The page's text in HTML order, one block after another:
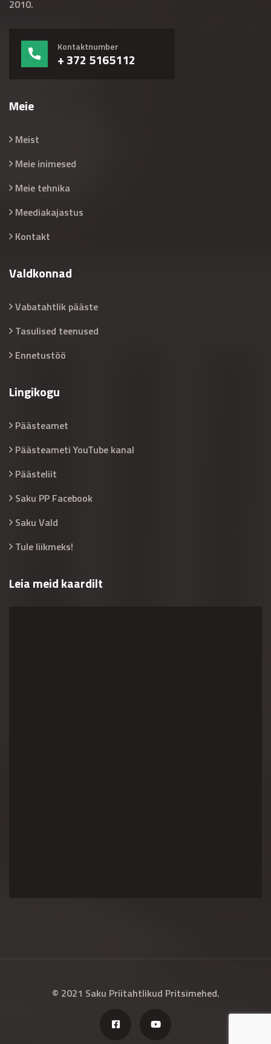
2010.
Kontaktnumber
+ 372 5165112
Meie
Meist
Meie inimesed
Meie tehnika
Meediakajastus
Kontakt
Valdkonnad
Vabatahtlik pääste
Tasulised teenused
Ennetustöö
Lingikogu
Päästeamet
Päästeameti YouTube kanal
Päästeliit
Saku PP Facebook
Saku Vald
Tule liikmeks!
Leia meid kaardilt
© 2021 Saku Priitahtlikud Pritsimehed.